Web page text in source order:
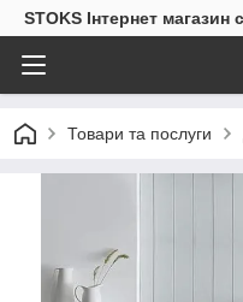
STOKS Інтернет
Товари та послуги